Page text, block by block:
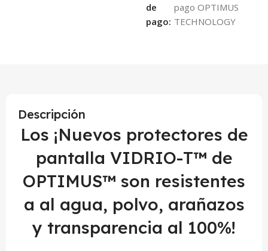
de
pago:
Descripción
Los ¡Nuevos protectores de
pantalla VIDRIO-T™ de
OPTIMUS™ son resistentes
a al agua, polvo, arañazos
y transparencia al 100%!